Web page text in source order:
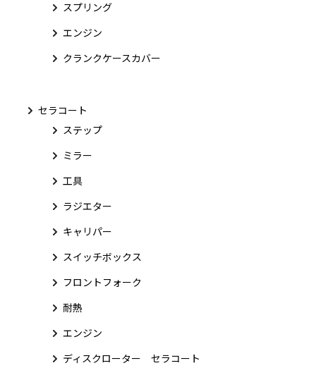
スプリング
エンジン
クランクケースカバー
セラコート
ステップ
ミラー
工具
ラジエター
キャリパー
スイッチボックス
フロントフォーク
耐熱
エンジン
ディスクローター セラコート